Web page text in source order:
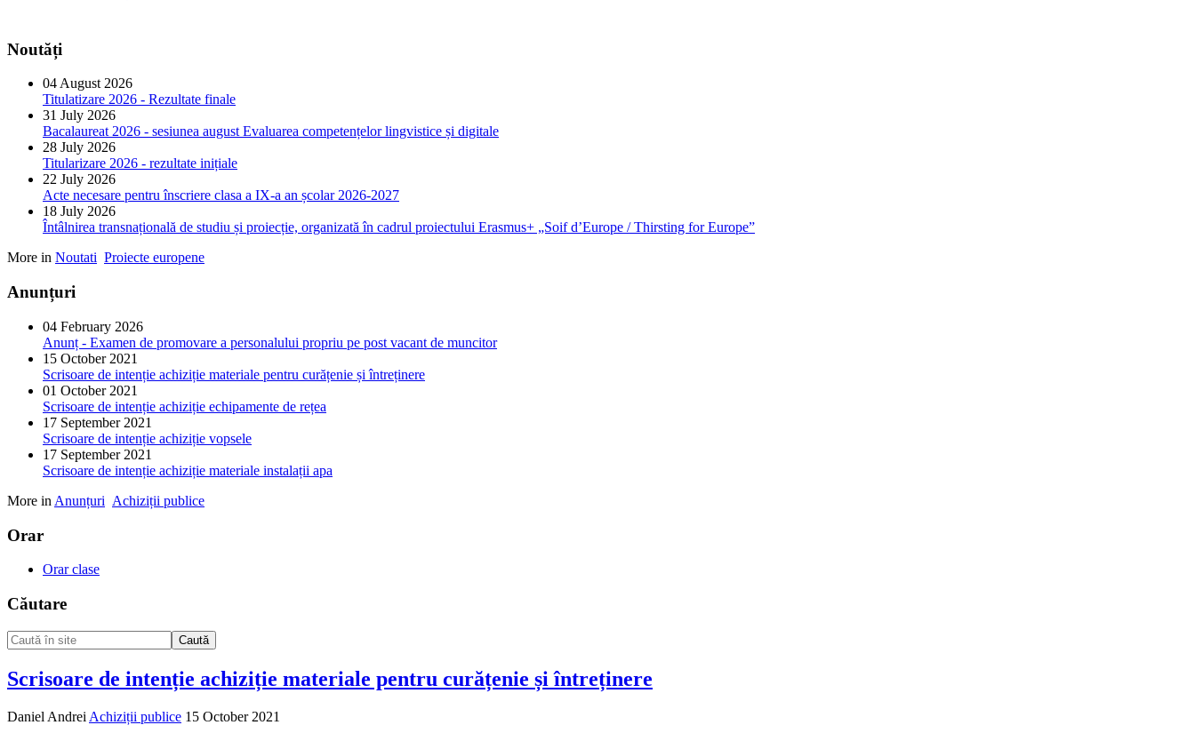
Noutăți
04 August 2026
Titulatizare 2026 - Rezultate finale
31 July 2026
Bacalaureat 2026 - sesiunea august Evaluarea competențelor lingvistice și digitale
28 July 2026
Titularizare 2026 - rezultate inițiale
22 July 2026
Acte necesare pentru înscriere clasa a IX-a an școlar 2026-2027
18 July 2026
Întâlnirea transnațională de studiu și proiecție, organizată în cadrul proiectului Erasmus+ „Soif d’Europe / Thirsting for Europe”
More in Noutati Proiecte europene
Anunțuri
04 February 2026
Anunț - Examen de promovare a personalului propriu pe post vacant de muncitor
15 October 2021
Scrisoare de intenție achiziție materiale pentru curățenie și întreținere
01 October 2021
Scrisoare de intenție achiziție echipamente de rețea
17 September 2021
Scrisoare de intenție achiziție vopsele
17 September 2021
Scrisoare de intenție achiziție materiale instalații apa
More in Anunțuri Achiziții publice
Orar
Orar clase
Căutare
Caută
Scrisoare de intenție achiziție materiale pentru curățenie și întreținere
Daniel Andrei Achiziții publice 15 October 2021